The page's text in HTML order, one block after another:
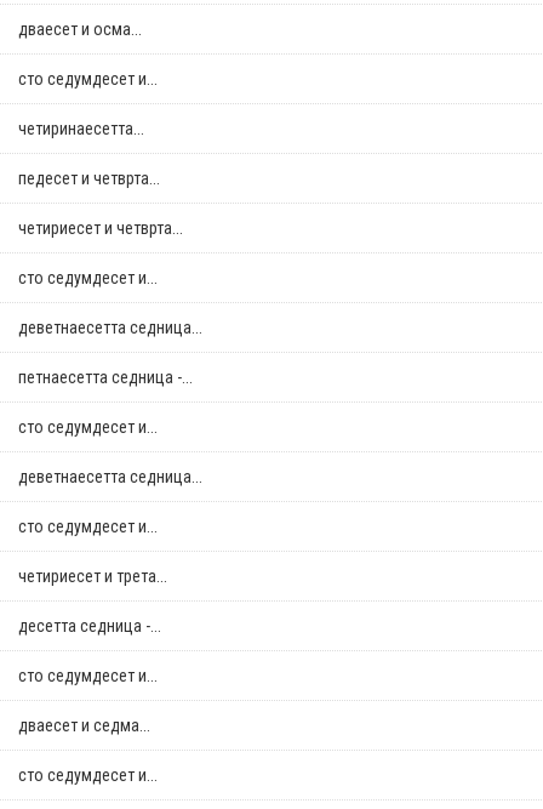
дваесет и осма...
сто седумдесет и...
четиринаесетта...
педесет и четврта...
четириесет и четврта...
сто седумдесет и...
деветнаесетта седница...
петнаесетта седница -...
сто седумдесет и...
деветнаесетта седница...
сто седумдесет и...
четириесет и трета...
десетта седница -...
сто седумдесет и...
дваесет и седма...
сто седумдесет и...